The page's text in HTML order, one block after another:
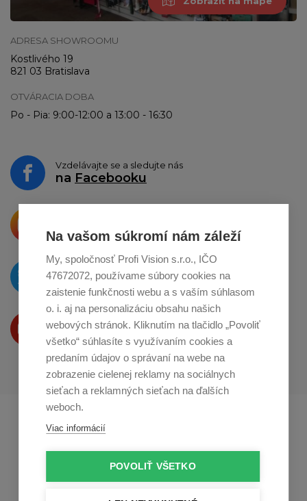
ADRESA SHOWROOMU
Kostlivého 19
821 03 Bratislava
OTVÁRACIA DOBA
Po - Pia: 9:00-12:00 a 13:00 - 16:30
Vzdelávajte se a sledujte nás
na Facebooku
o zdieľanie naInstagrame
O novinkách píšeme
naTwitteri
Produkty Vám predstavujeme
na Youtube
Profikuchař.cz
Na vašom súkromí nám záleží
My, spoločnosť Profi Vision s.r.o., IČO
47672072, používame súbory cookies na
zaistenie funkčnosti webu a s vaším súhlasom
o. i. aj na personalizáciu obsahu našich
webových stránok. Kliknutím na tlačidlo „Povoliť
všetko“ súhlasíte s využívaním cookies a
predaním údajov o správaní na webe na
zobrazenie cielenej reklamy na sociálnych
sieťach a reklamných sieťach na ďalších
weboch.
Viac informácií
POVOLIŤ VŠETKO